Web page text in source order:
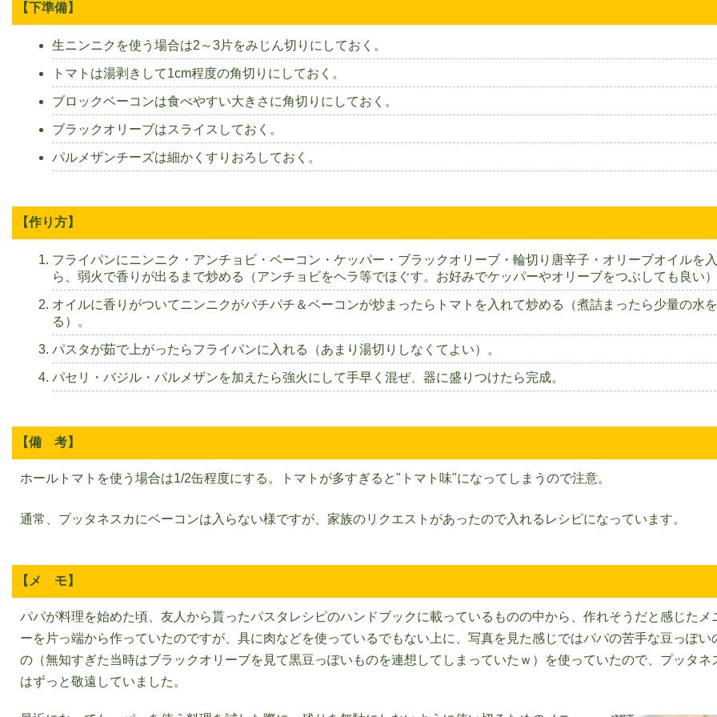
【下準備】
生ニンニクを使う場合は2～3片をみじん切りにしておく。
トマトは湯剥きして1cm程度の角切りにしておく。
ブロックベーコンは食べやすい大きさに角切りにしておく。
ブラックオリーブはスライスしておく。
パルメザンチーズは細かくすりおろしておく。
【作り方】
フライパンにニンニク・アンチョビ・ベーコン・ケッパー・ブラックオリーブ・輪切り唐辛子・オリーブオイルを
ら、弱火で香りが出るまで炒める（アンチョビをヘラ等でほぐす。お好みでケッパーやオリーブをつぶしても良い）
オイルに香りがついてニンニクがパチパチ＆ベーコンが炒まったらトマトを入れて炒める（煮詰まったら少量の水を
る）。
パスタが茹で上がったらフライパンに入れる（あまり湯切りしなくてよい）。
パセリ・バジル・パルメザンを加えたら強火にして手早く混ぜ、器に盛りつけたら完成。
【備 考】
ホールトマトを使う場合は1/2缶程度にする。トマトが多すぎると"トマト味"になってしまうので注意。
通常、プッタネスカにベーコンは入らない様ですが、家族のリクエストがあったので入れるレシピになっています。
【メ モ】
パパが料理を始めた頃、友人から貰ったパスタレシピのハンドブックに載っているものの中から、作れそうだと感じたメ
ーを片っ端から作っていたのですが、具に肉などを使っているでもない上に、写真を見た感じではパパの苦手な豆っぽい
の（無知すぎた当時はブラックオリーブを見て黒豆っぽいものを連想してしまっていたｗ）を使っていたので、プッタネ
はずっと敬遠していました。